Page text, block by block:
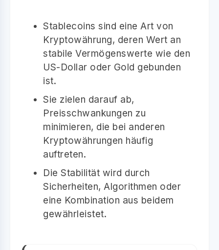
Stablecoins sind eine Art von
Kryptowährung, deren Wert an
stabile Vermögenswerte wie den
US-Dollar oder Gold gebunden
ist.
Sie zielen darauf ab,
Preisschwankungen zu
minimieren, die bei anderen
Kryptowährungen häufig
auftreten.
Die Stabilität wird durch
Sicherheiten, Algorithmen oder
eine Kombination aus beidem
gewährleistet.